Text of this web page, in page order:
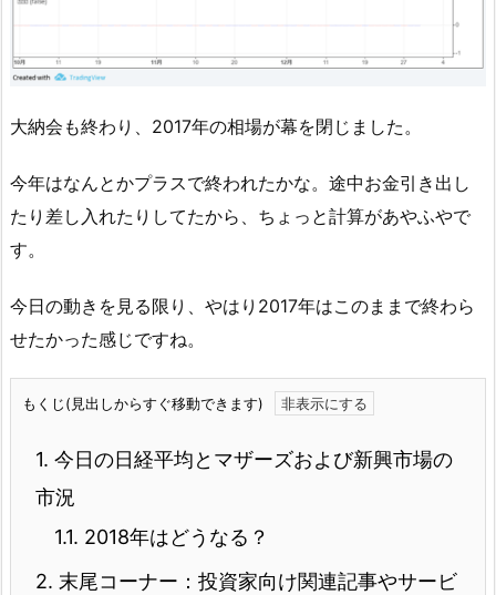
大納会も終わり、2017年の相場が幕を閉じました。
今年はなんとかプラスで終われたかな。途中お金引き出し
たり差し入れたりしてたから、ちょっと計算があやふやで
す。
今日の動きを見る限り、やはり2017年はこのままで終わら
せたかった感じですね。
もくじ(見出しからすぐ移動できます)
1. 今日の日経平均とマザーズおよび新興市場の
市況
1.1. 2018年はどうなる？
2. 末尾コーナー：投資家向け関連記事やサービ